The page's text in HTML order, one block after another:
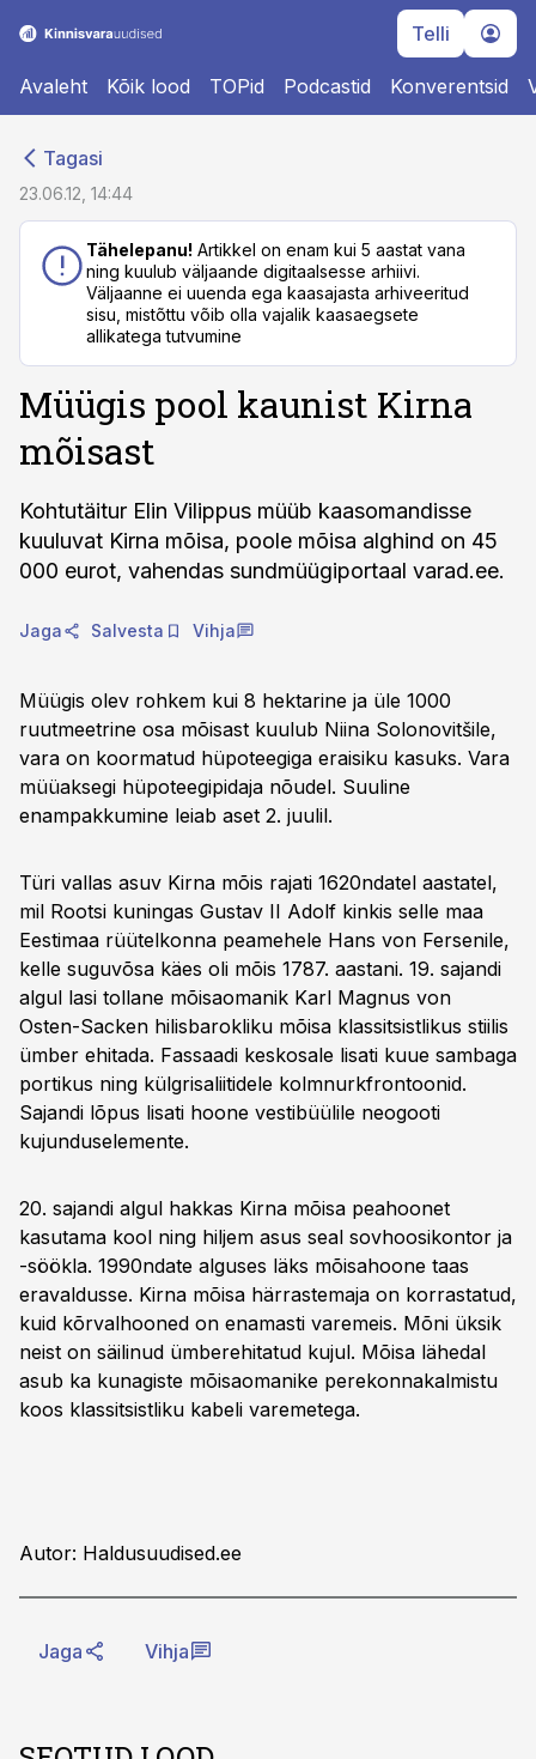
Telli
Avaleht Kõik lood TOPid Podcastid Konverentsid
Tagasi
23.06.12, 14:44
Tähelepanu! Artikkel on enam kui 5 aastat vana
ning kuulub väljaande digitaalsesse arhiivi.
Väljaanne ei uuenda ega kaasajasta arhiveeritud
sisu, mistõttu võib olla vajalik kaasaegsete
allikatega tutvumine
Müügis pool kaunist Kirna
mõisast
Kohtutäitur Elin Vilippus müüb kaasomandisse
kuuluvat Kirna mõisa, poole mõisa alghind on 45
000 eurot, vahendas sundmüügiportaal varad.ee.
Jaga Salvesta Vihja
Müügis olev rohkem kui 8 hektarine ja üle 1000
ruutmeetrine osa mõisast kuulub Niina Solonovitšile,
vara on koormatud hüpoteegiga eraisiku kasuks. Vara
müüaksegi hüpoteegipidaja nõudel. Suuline
enampakkumine leiab aset 2. juulil.
Türi vallas asuv Kirna mõis rajati 1620ndatel aastatel,
mil Rootsi kuningas Gustav II Adolf kinkis selle maa
Eestimaa rüütelkonna peamehele Hans von Fersenile,
kelle suguvõsa käes oli mõis 1787. aastani. 19. sajandi
algul lasi tollane mõisaomanik Karl Magnus von
Osten-Sacken hilisbarokliku mõisa klassitsistlikus stiilis
ümber ehitada. Fassaadi keskosale lisati kuue sambaga
portikus ning külgrisaliitidele kolmnurkfrontoonid.
Sajandi lõpus lisati hoone vestibüülile neogooti
kujunduselemente.
20. sajandi algul hakkas Kirna mõisa peahoonet
kasutama kool ning hiljem asus seal sovhoosikontor ja
-söökla. 1990ndate alguses läks mõisahoone taas
eravaldusse. Kirna mõisa härrastemaja on korrastatud,
kuid kõrvalhooned on enamasti varemeis. Mõni üksik
neist on säilinud ümberehitatud kujul. Mõisa lähedal
asub ka kunagiste mõisaomanike perekonnakalmistu
koos klassitsistliku kabeli varemetega.
Autor: Haldusuudised.ee
Jaga Vihja